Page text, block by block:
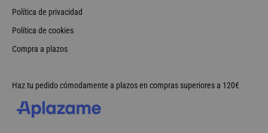
Política de privacidad
Política de cookies
Compra a plazos
Haz tu pedido cómodamente a plazos en compras superiores a 120€